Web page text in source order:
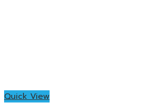
Quick View